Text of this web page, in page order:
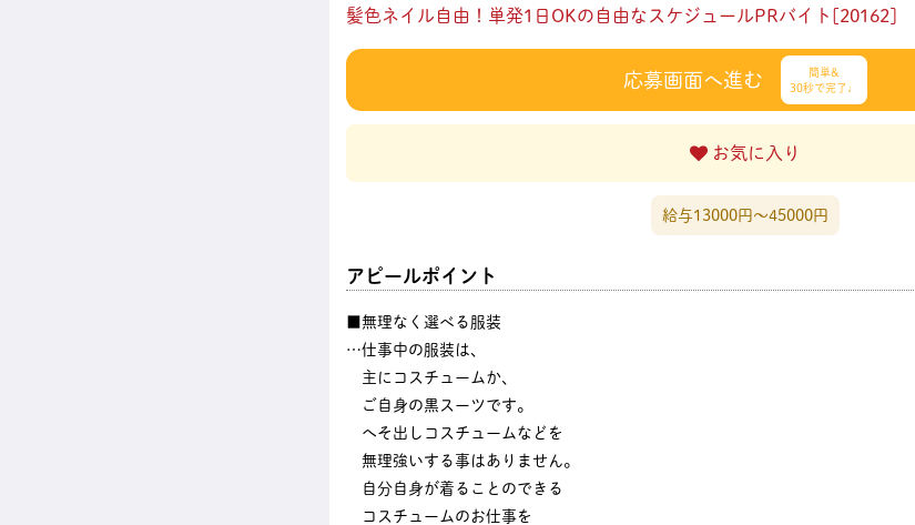
た時間できっちり
短期 立ち仕事 経験者・有資格者歓迎 自分の都合に合わせやすい 茶髪OK
迎
髪型自由 髪色自由
髪色ネイル自由！単発1日OKの自由なスケジュールPRバイト[20162]
応募画面へ進む
簡単&
30秒で完了♩
お気に入り
給与13000円〜45000円
アピールポイント
■無理なく選べる服装
…仕事中の服装は、
主にコスチュームか、
ご自身の黒スーツです。
へそ出しコスチュームなどを
無理強いする事はありません。
自分自身が着ることのできる
コスチュームのお仕事を